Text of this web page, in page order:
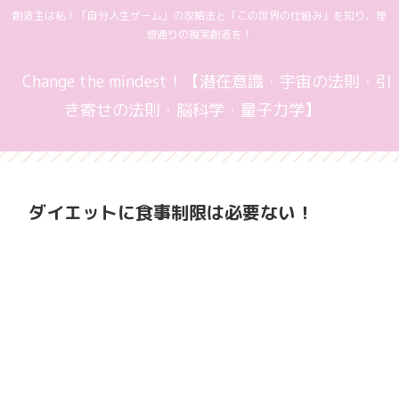
創造主は私！「自分人生ゲーム」の攻略法と「この世界の仕組み」を知り、理
想通りの現実創造を！
Change the mindest！【潜在意識・宇宙の法則・引
き寄せの法則・脳科学・量子力学】
ダイエットに食事制限は必要ない！